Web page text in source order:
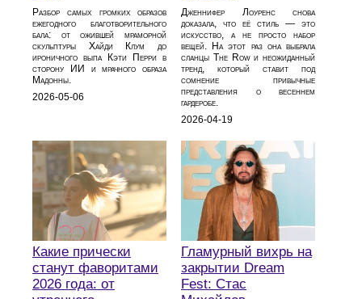
Разбор самых громких образов
ежегодного благотворительного
бала: от ожившей мраморной
скульптуры Хайди Клум до
ироничного выпа Кэти Перри в
сторону ИИ и мрачного образа
Мадонны.
2026-05-06
Дженнифер Лоуренс снова
доказала, что её стиль — это
искусство, а не просто набор
вещей. На этот раз она выбрала
сланцы The Row и неожиданный
тренд, который ставит под
сомнение привычные
представления о весеннем
гардеробе.
2026-04-19
Какие прически
станут фаворитами
2026 года: от
Гламурный вихрь на
закрытии Dream
Fest: Стас